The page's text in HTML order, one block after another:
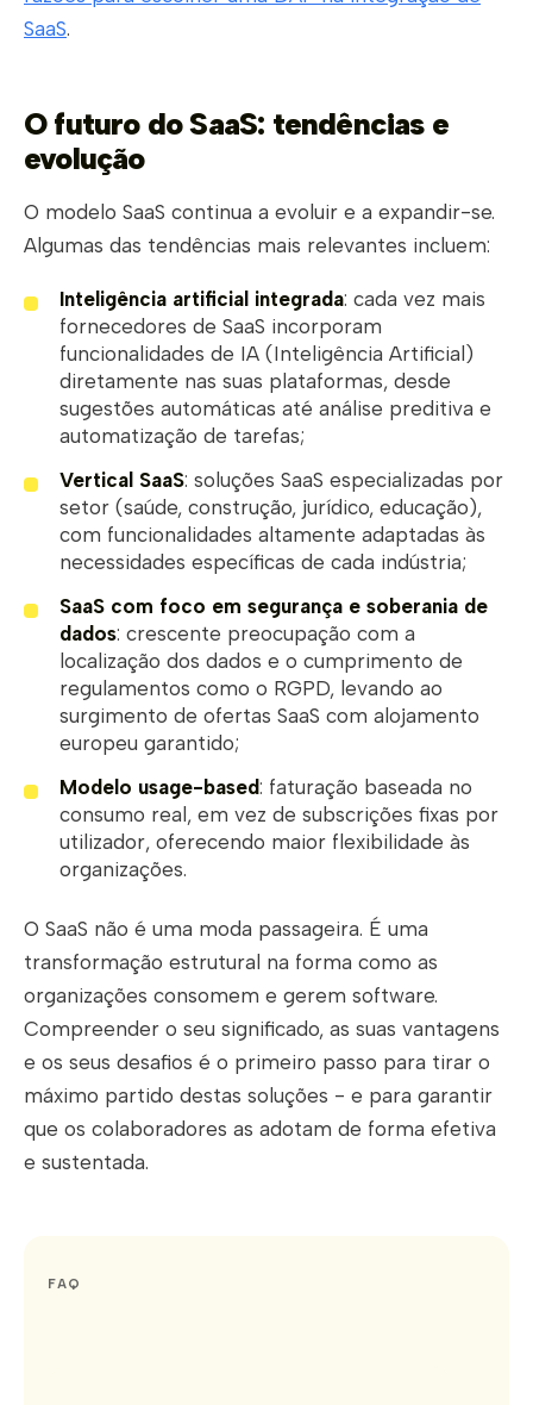
SaaS.
O futuro do SaaS: tendências e
evolução
O modelo SaaS continua a evoluir e a expandir-se.
Algumas das tendências mais relevantes incluem:
Inteligência artificial integrada: cada vez mais
fornecedores de SaaS incorporam
funcionalidades de IA (Inteligência Artificial)
diretamente nas suas plataformas, desde
sugestões automáticas até análise preditiva e
automatização de tarefas;
Vertical SaaS: soluções SaaS especializadas por
setor (saúde, construção, jurídico, educação),
com funcionalidades altamente adaptadas às
necessidades específicas de cada indústria;
SaaS com foco em segurança e soberania de
dados: crescente preocupação com a
localização dos dados e o cumprimento de
regulamentos como o RGPD, levando ao
surgimento de ofertas SaaS com alojamento
europeu garantido;
Modelo usage-based: faturação baseada no
consumo real, em vez de subscrições fixas por
utilizador, oferecendo maior flexibilidade às
organizações.
O SaaS não é uma moda passageira. É uma
transformação estrutural na forma como as
organizações consomem e gerem software.
Compreender o seu significado, as suas vantagens
e os seus desafios é o primeiro passo para tirar o
máximo partido destas soluções - e para garantir
que os colaboradores as adotam de forma efetiva
e sustentada.
FAQ